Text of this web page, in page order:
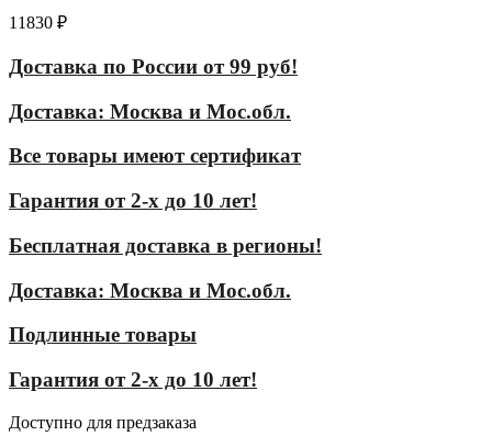
11830 ₽
Доставка по России от 99 руб!
Доставка: Москва и Мос.обл.
Все товары имеют сертификат
Гарантия от 2-х до 10 лет!
Бесплатная доставка в регионы!
Доставка: Москва и Мос.обл.
Подлинные товары
Гарантия от 2-х до 10 лет!
Доступно для предзаказа